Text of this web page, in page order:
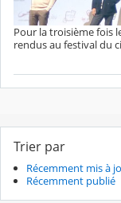
Pour la troisième fois
rendus au festival du
Trier par
Récemment mis à
Récemment publié